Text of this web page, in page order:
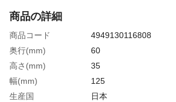
商品の詳細
商品コード
4949130116808
奥行(mm)
60
高さ(mm)
35
幅(mm)
125
生産国
日本